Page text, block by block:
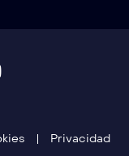
Capítulo 44
Privacidad